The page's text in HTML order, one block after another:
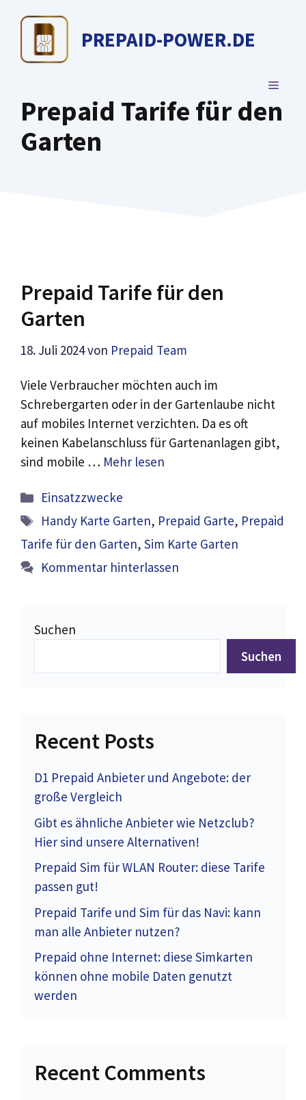
Inhalt
springen
PREPAID-POWER.DE
MENÜ
Prepaid Tarife für den
Garten
Prepaid Tarife für den
Garten
18. Juli 2024von Prepaid Team
Viele Verbraucher möchten auch im
Schrebergarten oder in der Gartenlaube nicht
auf mobiles Internet verzichten. Da es oft
keinen Kabelanschluss für Gartenanlagen gibt,
sind mobile … Mehr lesen
Kategorien
Einsatzzwecke
Schlagwörter
Handy Karte Garten, Prepaid Garte, Prepaid
Tarife für den Garten, Sim Karte Garten
Kommentar hinterlassen
Suchen
Suchen
Recent Posts
D1 Prepaid Anbieter und Angebote: der
große Vergleich
Gibt es ähnliche Anbieter wie Netzclub?
Hier sind unsere Alternativen!
Prepaid Sim für WLAN Router: diese Tarife
passen gut!
Prepaid Tarife und Sim für das Navi: kann
man alle Anbieter nutzen?
Prepaid ohne Internet: diese Simkarten
können ohne mobile Daten genutzt
werden
Recent Comments